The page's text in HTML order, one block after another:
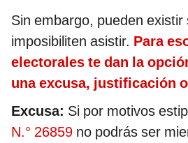
Sin embargo, pueden
imposibiliten asistir. Para
electorales te dan la
una excusa, justificación
Excusa: Si por motivos
N.° 26859 no podrás ser